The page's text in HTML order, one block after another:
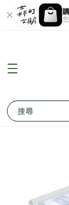
搜尋